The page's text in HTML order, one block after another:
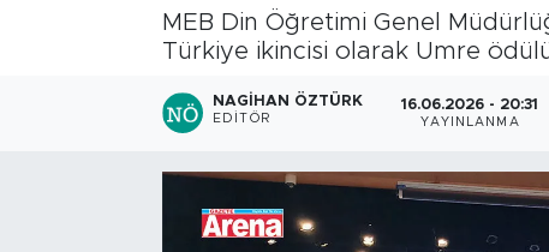
MEB Din Öğretimi Genel
Türkiye ikincisi olarak Umre
NAGIHAN ÖZTÜRK
EDITÖR
16.06.2026 - 20:31
YAYINLANMA
Süper Lig Puan Durumu ve Fikstür
Tüm Manşetler